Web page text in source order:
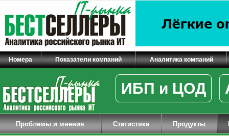
Номера Показатели компаний Аналитика компаний
ИБП и ЦОД
Проблемы и мнения Статистика Продукты